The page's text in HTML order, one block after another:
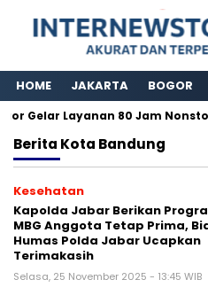
HOME JAKARTA BOGOR
Gelar Layanan 80 Jam Nonstop
Berita Kota Bandung
Kesehatan
Kapolda Jabar Berikan
MBG Anggota Tetap Prima,
Humas Polda Jabar Ucapkan
Terimakasih
Selasa, 25 November 2025 - 13:45 WIB